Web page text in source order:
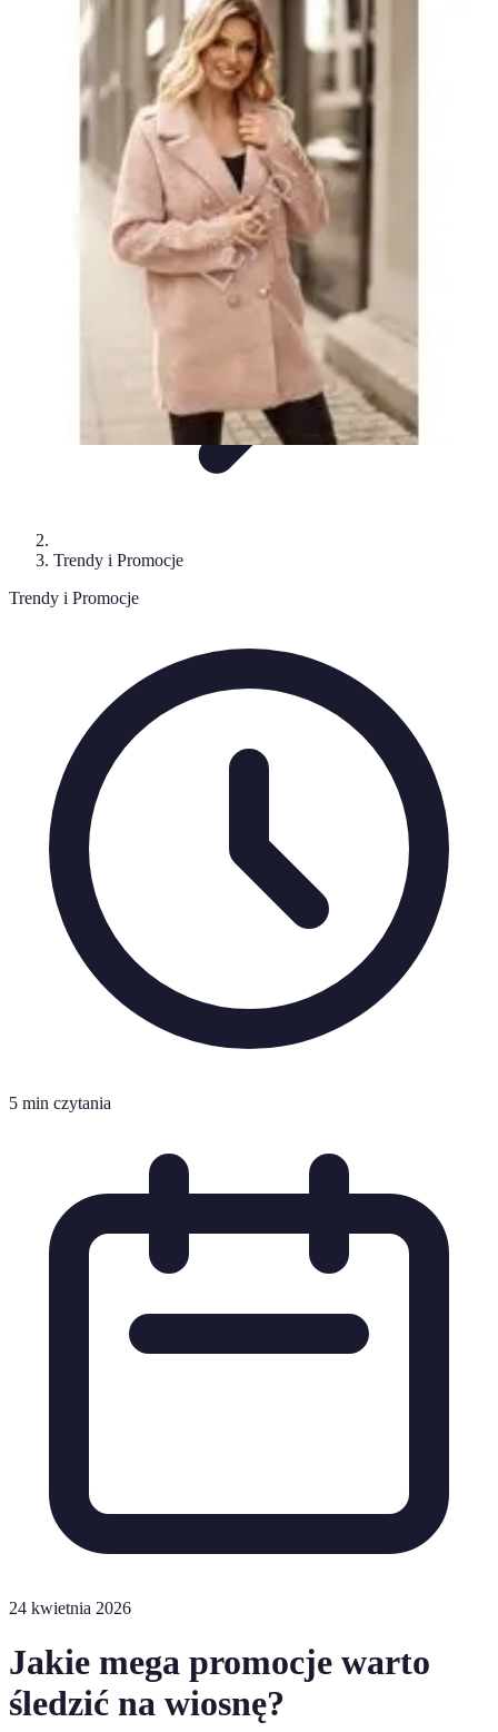
Mega Promocje
Porady zakupowe
PoradyTrendyPoradniki Zakupy i promocje
Mega Promocje
Trendy i Promocje
Trendy i Promocje
5 min czytania
24 kwietnia 2026
Jakie mega promocje warto
śledzić na wiosnę?